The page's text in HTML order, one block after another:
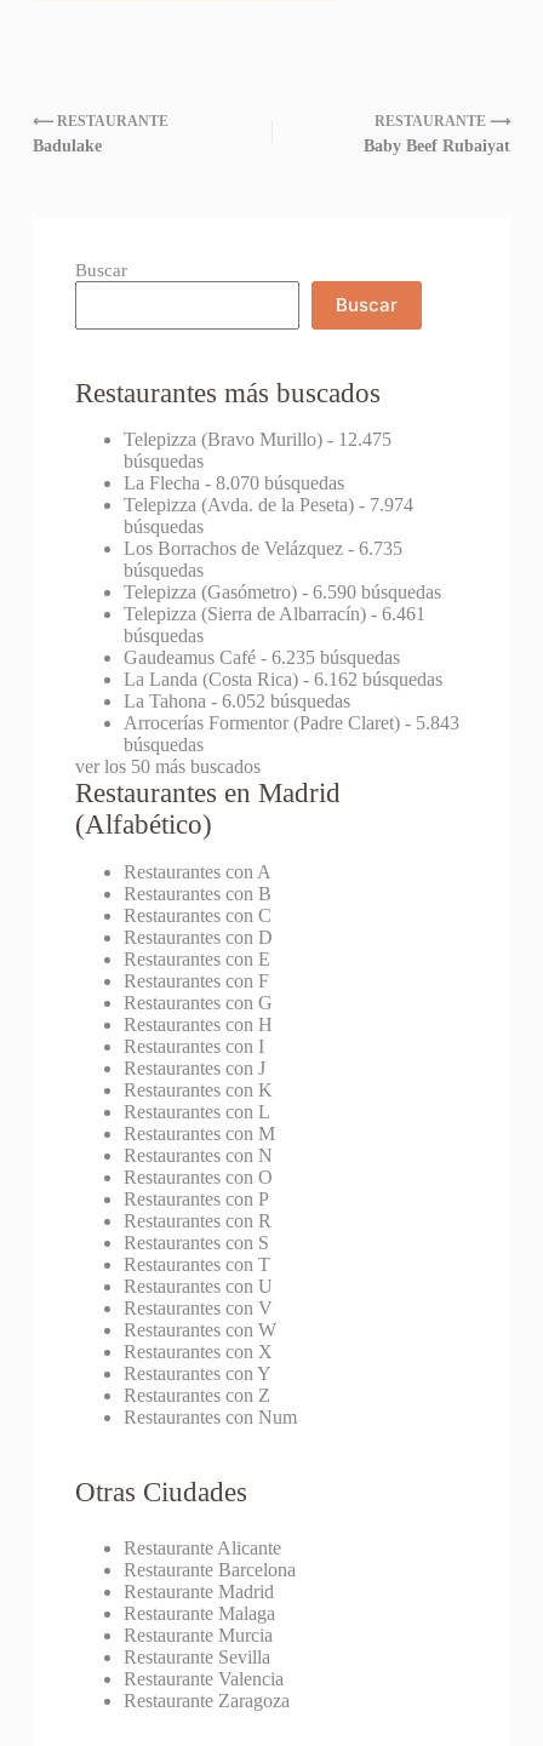
⟵ RESTAURANTE
Badulake
RESTAURANTE ⟶
Baby Beef Rubaiyat
Buscar
Buscar
Restaurantes más buscados
Telepizza (Bravo Murillo)- 12.475
búsquedas
La Flecha - 8.070 búsquedas
Telepizza (Avda. de la Peseta)- 7.974
búsquedas
Los Borrachos de Velázquez- 6.735
búsquedas
Telepizza (Gasómetro)- 6.590 búsquedas
Telepizza (Sierra de Albarracín)- 6.461
búsquedas
Gaudeamus Café- 6.235 búsquedas
La Landa (Costa Rica)- 6.162 búsquedas
La Tahona - 6.052 búsquedas
Arrocerías Formentor (Padre Claret)- 5.843
búsquedas
ver los 50 más buscados
Restaurantes en Madrid
(Alfabético)
Restaurantes con A
Restaurantes con B
Restaurantes con C
Restaurantes con D
Restaurantes con E
Restaurantes con F
Restaurantes con G
Restaurantes con H
Restaurantes con I
Restaurantes con J
Restaurantes con K
Restaurantes con L
Restaurantes con M
Restaurantes con N
Restaurantes con O
Restaurantes con P
Restaurantes con R
Restaurantes con S
Restaurantes con T
Restaurantes con U
Restaurantes con V
Restaurantes con W
Restaurantes con X
Restaurantes con Y
Restaurantes con Z
Restaurantes con Num
Otras Ciudades
Restaurante Alicante
Restaurante Barcelona
Restaurante Madrid
Restaurante Malaga
Restaurante Murcia
Restaurante Sevilla
Restaurante Valencia
Restaurante Zaragoza